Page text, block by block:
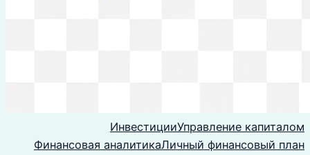
ИнвестицииУправление капиталом
Финансовая аналитикаЛичный финансовый план